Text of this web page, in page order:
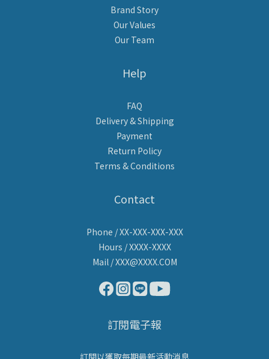
Brand Story
Our Values
Our Team
Help
FAQ
Delivery & Shipping
Payment
Return Policy
Terms & Conditions
Contact
Phone / XX-XXX-XXX-XXX
Hours / XXXX-XXXX
Mail / XXX@XXXX.COM
訂閱電子報
訂閱以獲取每期最新活動消息